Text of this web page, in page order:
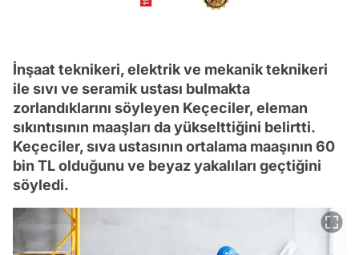
İnşaat teknikeri, elektrik ve mekanik teknikeri
ile sıvı ve seramik ustası bulmakta
zorlandıklarını söyleyen Keçeciler, eleman
sıkıntısının maaşları da yükselttiğini belirtti.
Keçeciler, sıva ustasının ortalama maaşının 60
bin TL olduğunu ve beyaz yakalıları geçtiğini
söyledi.